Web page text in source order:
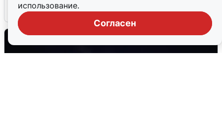
использование.
Согласен
6 августа 0